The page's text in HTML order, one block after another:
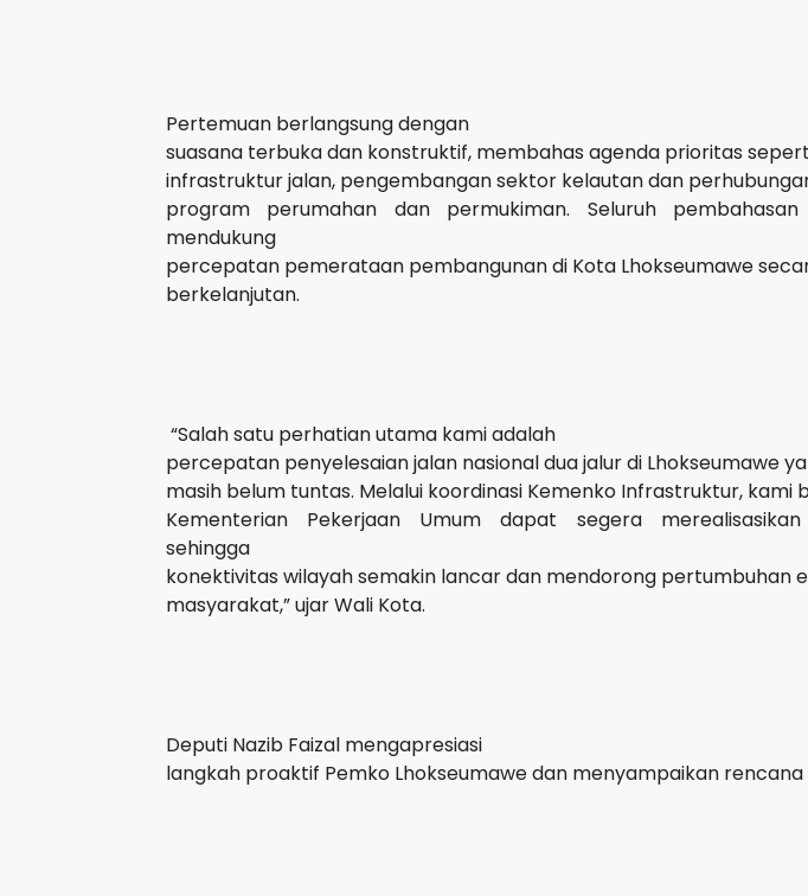
Pertemuan berlangsung dengan
suasana terbuka dan konstruktif, membahas agenda prioritas
infrastruktur jalan, pengembangan sektor kelautan dan
program perumahan dan permukiman. Seluruh
mendukung
percepatan pemerataan pembangunan di Kota Lhokseumawe
berkelanjutan.
“Salah satu perhatian utama kami adalah
percepatan penyelesaian jalan nasional dua jalur di Lhokseumawe
masih belum tuntas. Melalui koordinasi Kemenko Infrastruktur, kami
Kementerian Pekerjaan Umum dapat segera merealisasikan
sehingga
konektivitas wilayah semakin lancar dan mendorong pertumbuhan
masyarakat,” ujar Wali Kota.
Deputi Nazib Faizal mengapresiasi
langkah proaktif Pemko Lhokseumawe dan menyampaikan rencana